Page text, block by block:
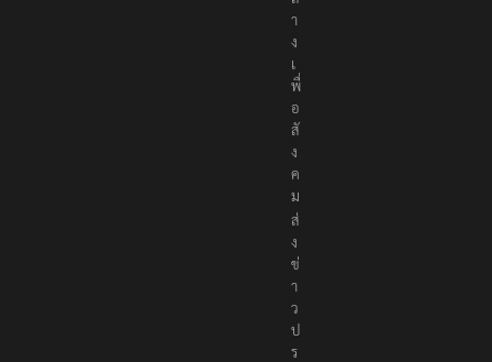
ล
า
ง
เ
พื่
อ
สั
ง
ค
ม
ส่
ง
ข่
า
ว
ป